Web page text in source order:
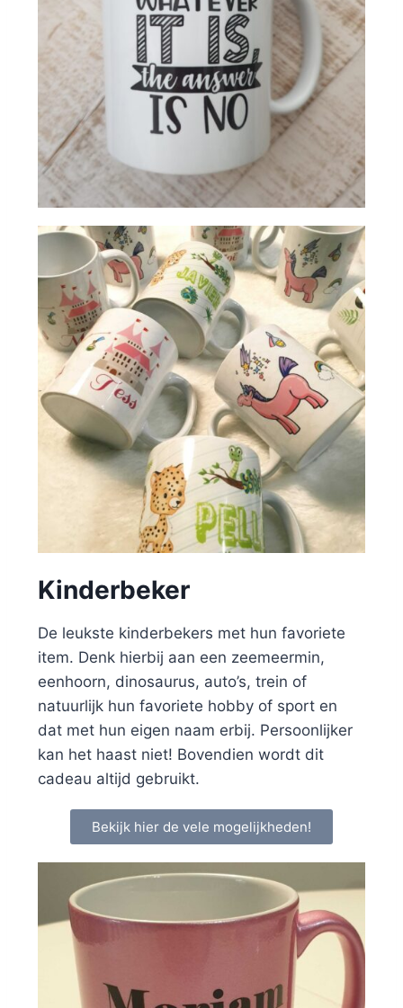
Kinderbeker
De leukste kinderbekers met hun favoriete
item. Denk hierbij aan een zeemeermin,
eenhoorn, dinosaurus, auto’s, trein of
natuurlijk hun favoriete hobby of sport en
dat met hun eigen naam erbij. Persoonlijker
kan het haast niet! Bovendien wordt dit
cadeau altijd gebruikt.
Bekijk hier de vele mogelijkheden!